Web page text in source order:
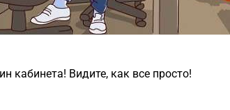
Видите, как все просто!